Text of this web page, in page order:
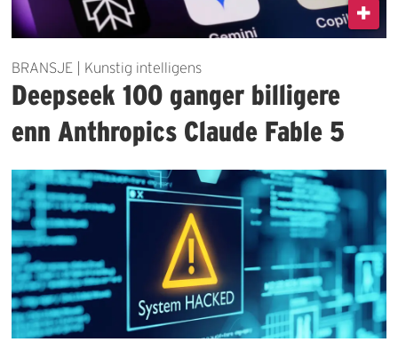
BRANSJE | Kunstig intelligens
Deepseek 100 ganger billigere
enn Anthropics Claude Fable 5